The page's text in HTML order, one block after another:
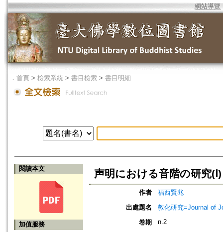
網站導覽
． 首頁 > 檢索系統 > 書目檢索 > 書目明細
閱讀本文
加值服務
声明における音階の研究(Ⅰ)
作者
福西賢兆
出處題名
教化研究=Journal of
卷期
n.2